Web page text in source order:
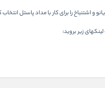
و اشتنباخ را برای کار با مداد پاستل انتخاب